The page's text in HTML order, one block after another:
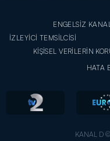
ENGELSİZ
İZLEYİCİ TEMSİLCİSİ
KİŞİSEL VERİLERİN
HATA
KANAL D ©